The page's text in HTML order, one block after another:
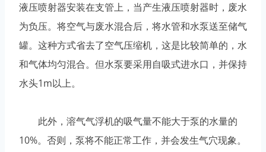
液压喷射器安装在支管上，当产生液压喷射器时，废水
为负压。将空气与废水混合后，将水管和水泵送至储气
罐。这种方式省去了空气压缩机，这是比较简单的，水
和气体均匀混合。但水泵要采用自吸式进水口，并保持
水头1m以上。
此外，溶气气浮机的吸气量不能大于泵的水量的
10%。否则，泵将不能正常工作，并会发生气穴现象。